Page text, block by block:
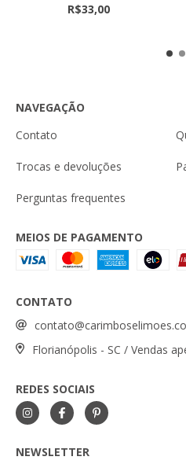
R$33,00
NAVEGAÇÃO
Contato
Trocas e devoluções
Perguntas frequentes
MEIOS DE PAGAMENTO
CONTATO
Florianópolis - SC / Vendas
REDES SOCIAIS
NEWSLETTER